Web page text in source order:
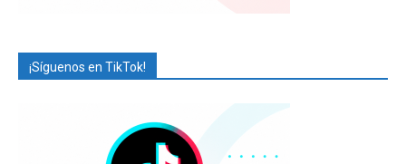
¡Síguenos en TikTok!